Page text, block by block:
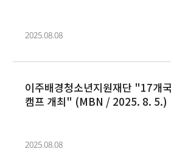
2025.08.08
이주배경청소년지원재단 "17개
캠프 개최" (MBN / 2025. 8. 5.)
2025.08.08